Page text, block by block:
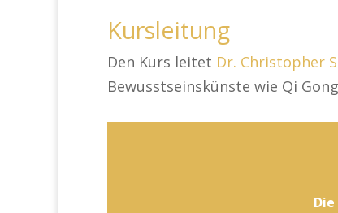
Kursleitung
Den Kurs leitet Dr. Christopher
Bewusstseinskünste wie Qi